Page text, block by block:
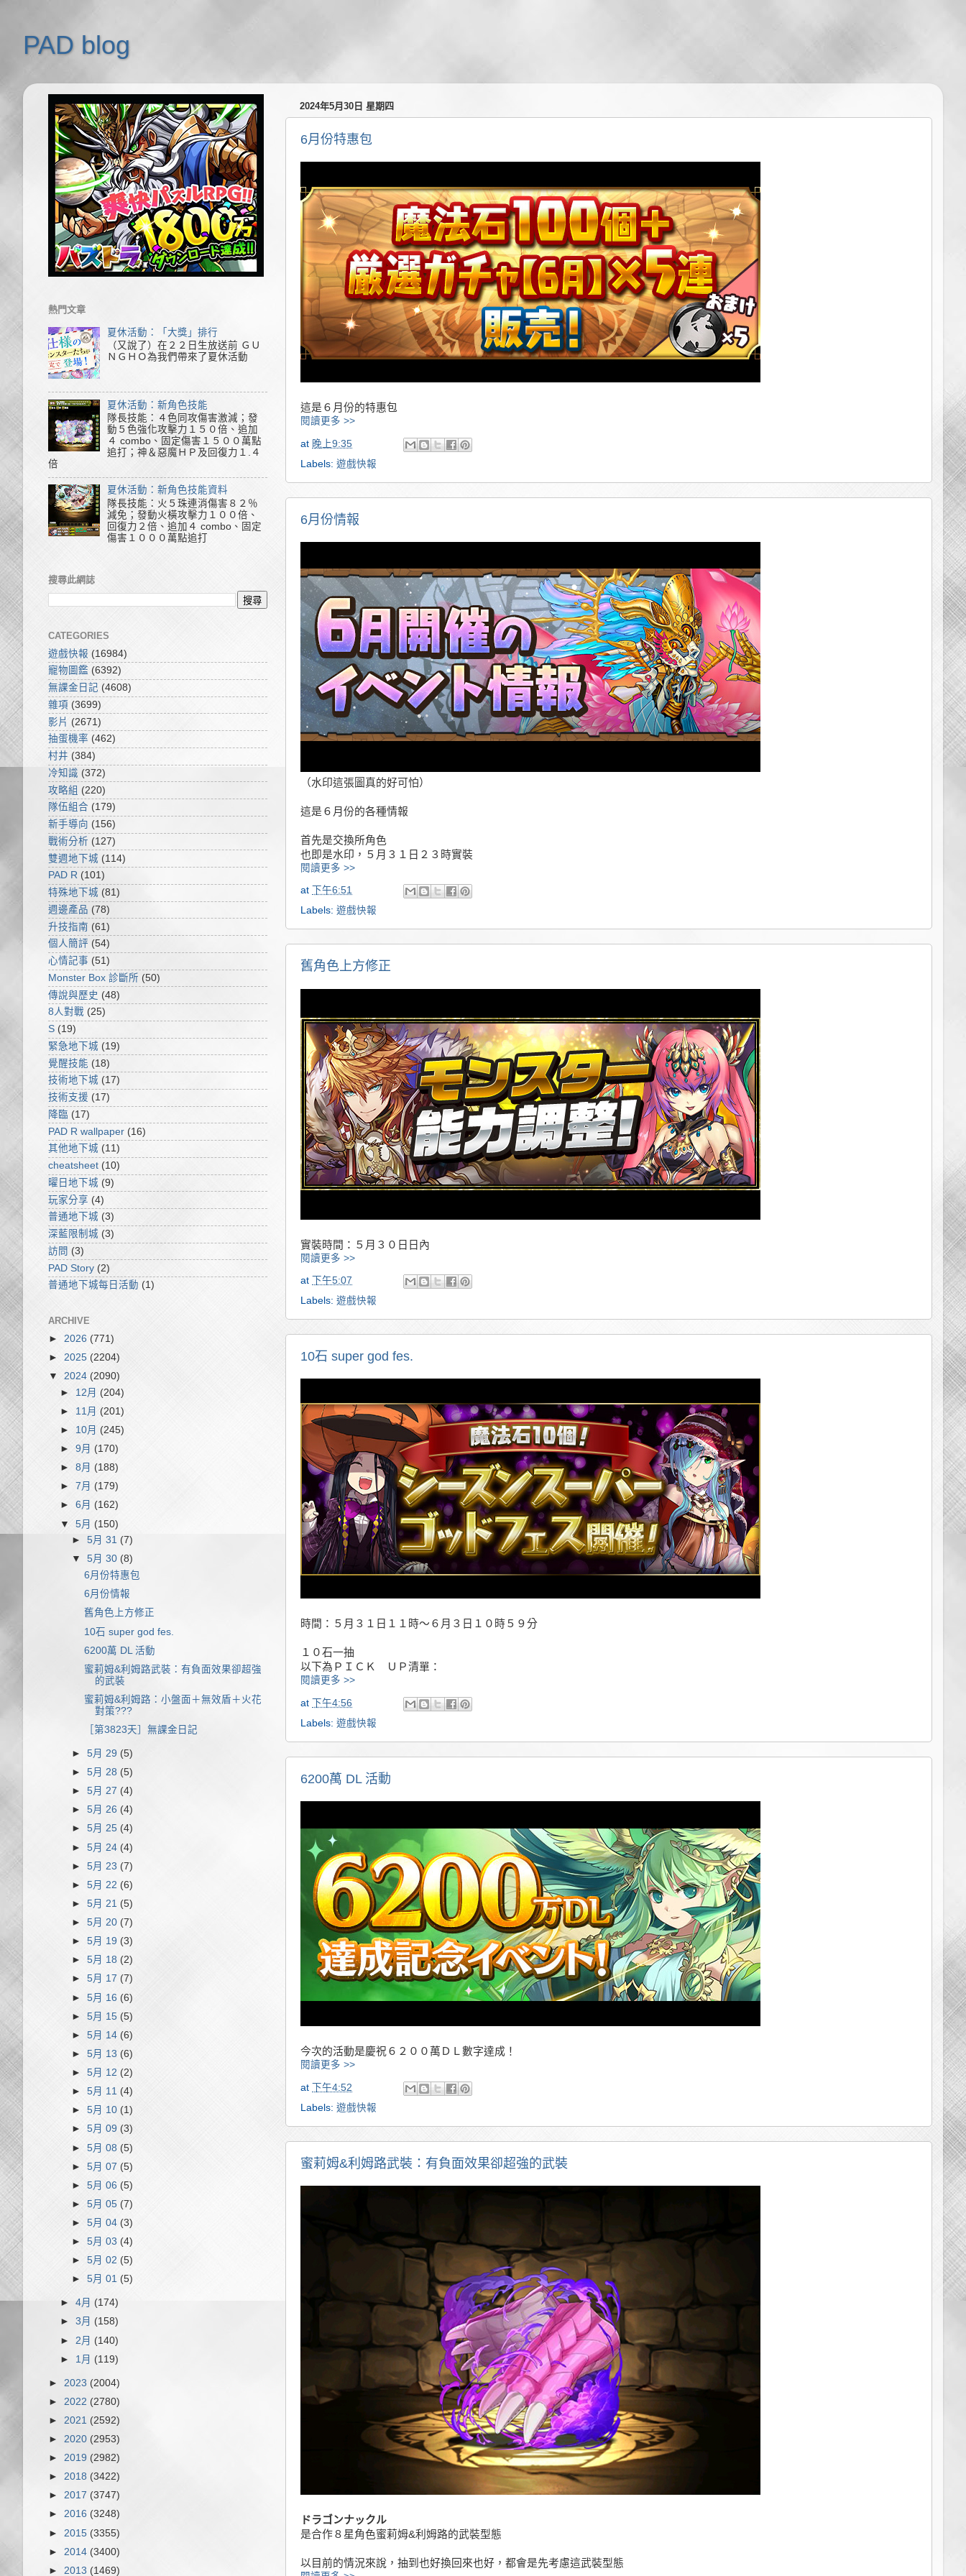
PAD blog
2024年5月30日 星期四
6月份特惠包
這是６月份的特惠包
閱讀更多 >>
at 晚上9:35
Labels: 遊戲快報
6月份情報
（水印這張圖真的好可怕）
這是６月份的各種情報
首先是交換所角色
也即是水印，５月３１日２３時實裝
閱讀更多 >>
at
下午6:51
Labels: 遊戲快報
舊角色上方修正
實裝時間：５月３０日日內
閱讀更多 >>
at
下午5:07
Labels: 遊戲快報
10石 super god fes.
時間：５月３１日１１時～６月３日１０時５９分
１０石一抽
以下為ＰＩＣＫ ＵＰ清單：
閱讀更多 >>
at
下午4:56
Labels: 遊戲快報
6200萬 DL 活動
今次的活動是慶祝６２００萬ＤＬ數字達成！
閱讀更多 >>
at 下午4:52
Labels: 遊戲快報
蜜莉姆&利姆路武裝：有負面效果卻超強的武裝
ドラゴンナックル
是合作８星角色蜜莉姆&利姆路的武裝型態
以目前的情況來說，抽到也好換回來也好，都會是先考慮這武裝型態
熱門文章
夏休活動：「大獎」排行
（又說了）在２２日生放送前 ＧＵ
ＮＧＨＯ為我們帶來了夏休活動
夏休活動：新角色技能
隊長技能：４色同攻傷害激減；發
動５色強化攻擊力１５０倍、追加
４ combo、固定傷害１５００萬點
追打；神＆惡魔ＨＰ及回復力１.４
倍
夏休活動：新角色技能資料
隊長技能：火５珠連消傷害８２％
減免；發動火橫攻擊力１００倍、
回復力２倍、追加４ combo、固定
傷害１０００萬點追打
搜尋此網誌
CATEGORIES
遊戲快報 (16984)
寵物圖鑑 (6392)
無課金日記 (4608)
雜項 (3699)
影片 (2671)
抽蛋機率 (462)
村井 (384)
冷知識 (372)
攻略組 (220)
隊伍組合 (179)
新手導向 (156)
戰術分析 (127)
雙週地下城 (114)
PAD R (101)
特殊地下城 (81)
週邊產品 (78)
升技指南 (61)
個人簡評 (54)
心情記事 (51)
Monster Box 診斷所 (50)
傳說與歷史 (48)
8人對戰 (25)
S (19)
緊急地下城 (19)
覺醒技能 (18)
技術地下城 (17)
技術支援 (17)
降臨 (17)
PAD R wallpaper (16)
其他地下城 (11)
cheatsheet (10)
曜日地下城 (9)
玩家分享 (4)
普通地下城 (3)
深藍限制城 (3)
訪問 (3)
PAD Story (2)
普通地下城每日活動 (1)
ARCHIVE
► 2026 (771)
► 2025 (2204)
▼ 2024 (2090)
► 12月 (204)
► 11月(201)
► 10月(245)
►9月 (170)
►8月(188)
►7月(179)
►6月 (162)
▼5月(150)
►5月 31 (7)
▼5月 30 (8)
6月份特惠包
6月份情報
舊角色上方修正
10石 super god fes.
6200萬 DL 活動
蜜莉姆&利姆路武裝：有負面效果卻超強
的武裝
蜜莉姆&利姆路：小盤面＋無效盾＋火花
對策???
［第3823天］無課金日記
►5月 29 (5)
►5月 28 (5)
►5月 27 (4)
►5月 26 (4)
►5月 25 (4)
►5月 24 (4)
►5月 23 (7)
►5月 22 (6)
►5月 21 (5)
►5月 20(7)
►5月 19(3)
►5月 18(2)
►5月 17 (7)
►5月 16 (6)
►5月 15 (5)
►5月 14(6)
►5月 13(6)
►5月 12(2)
►5月 11(4)
►5月 10 (1)
►5月 09(3)
►5月 08(5)
►5月 07 (5)
►5月 06 (5)
►5月 05(7)
►5月 04(3)
►5月 03(4)
►5月 02 (5)
►5月 01(5)
►4月 (174)
►3月 (158)
► 2月 (140)
► 1月 (119)
► 2023 (2004)
► 2022 (2780)
► 2021 (2592)
► 2020 (2953)
► 2019 (2982)
► 2018 (3422)
► 2017 (3747)
► 2016 (3248)
► 2015 (3355)
► 2014 (3400)
► 2013 (1469)